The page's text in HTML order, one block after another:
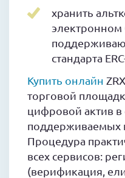
хранить
электронном
стандарта
Купить онлайн
торговой
цифровой актив в
поддерживаемых
Процедура
всех сервисов:
(верификация,